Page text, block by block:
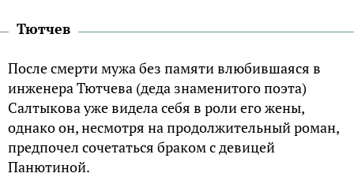
Тютчев
После смерти мужа без памяти влюбившаяся в
инженера Тютчева (деда знаменитого поэта)
Салтыкова уже видела себя в роли его жены,
однако он, несмотря на продолжительный роман,
предпочел сочетаться браком с девицей
Панютиной.